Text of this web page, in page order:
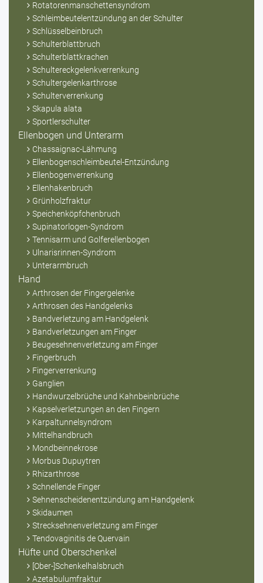
Rotatorenmanschettensyndrom
Schleimbeutelentzündung an der Schulter
Schlüsselbeinbruch
Schulterblattbruch
Schulterblattkrachen
Schultereckgelenkverrenkung
Schultergelenkarthrose
Schulterverrenkung
Skapula alata
Sportlerschulter
Ellenbogen und Unterarm
Chassaignac-Lähmung
Ellenbogenschleimbeutel-Entzündung
Ellenbogenverrenkung
Ellenhakenbruch
Grünholzfraktur
Speichenköpfchenbruch
Supinatorlogen-Syndrom
Tennisarm und Golferellenbogen
Ulnarisrinnen-Syndrom
Unterarmbruch
Hand
Arthrosen der Fingergelenke
Arthrosen des Handgelenks
Bandverletzung am Handgelenk
Bandverletzungen am Finger
Beugesehnenverletzung am Finger
Fingerbruch
Fingerverrenkung
Ganglien
Handwurzelbrüche und Kahnbeinbrüche
Kapselverletzungen an den Fingern
Karpaltunnelsyndrom
Mittelhandbruch
Mondbeinnekrose
Morbus Dupuytren
Rhizarthrose
Schnellende Finger
Sehnenscheidenentzündung am Handgelenk
Skidaumen
Strecksehnenverletzung am Finger
Tendovaginitis de Quervain
Hüfte und Oberschenkel
[Ober-]Schenkelhalsbruch
Azetabulumfraktur